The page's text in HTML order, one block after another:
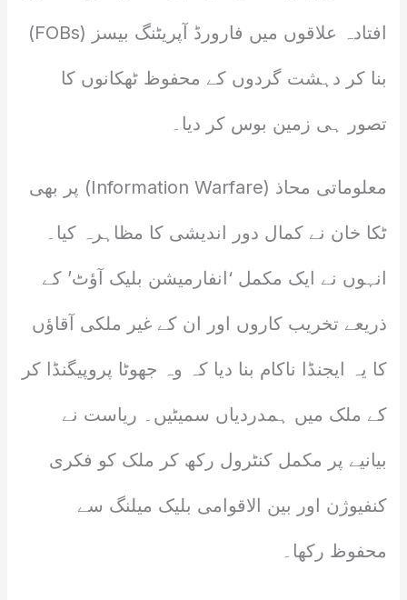
افتادہ علاقوں میں فارورڈ آپریٹنگ بیسز (FOBs)
بنا کر دہشت گردوں کے محفوظ ٹھکانوں کا
تصور ہی زمین بوس کر دیا۔
معلوماتی محاذ (Information Warfare) پر بھی
ٹکا خان نے کمال دور اندیشی کا مظاہرہ کیا۔
انہوں نے ایک مکمل ‘انفارمیشن بلیک آؤٹ’ کے
ذریعے تخریب کاروں اور ان کے غیر ملکی آقاؤں
کا یہ ایجنڈا ناکام بنا دیا کہ وہ جھوٹا پروپیگنڈا کر
کے ملک میں ہمدردیاں سمیٹیں۔ ریاست نے
بیانیے پر مکمل کنٹرول رکھ کر ملک کو فکری
کنفیوژن اور بین الاقوامی بلیک میلنگ سے
محفوظ رکھا۔